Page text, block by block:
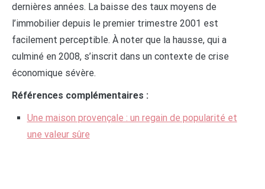
dernières années. La baisse des taux moyens de
l’immobilier depuis le premier trimestre 2001 est
facilement perceptible. À noter que la hausse, qui a
culminé en 2008, s’inscrit dans un contexte de crise
économique sévère.
Références complémentaires :
Une maison provençale : un regain de popularité et
une valeur sûre